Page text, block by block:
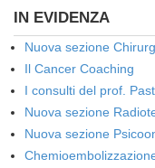
IN EVIDENZA
Nuova sezione
Il Cancer Coaching
I consulti del prof.
Nuova sezione
Nuova sezione